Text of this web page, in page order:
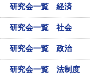
研究会一覧 経済
研究会一覧 社会
研究会一覧 政治
研究会一覧 法制度